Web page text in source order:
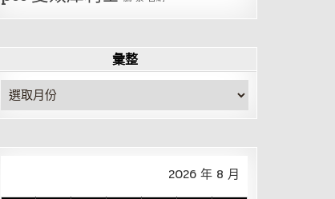
彙整
彙
整
2026 年 8 月